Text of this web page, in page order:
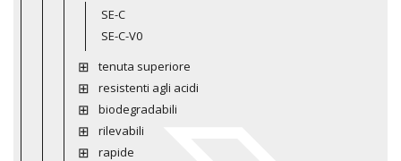
SE-C
SE-C-V0
tenuta superiore
resistenti agli acidi
biodegradabili
rilevabili
rapide